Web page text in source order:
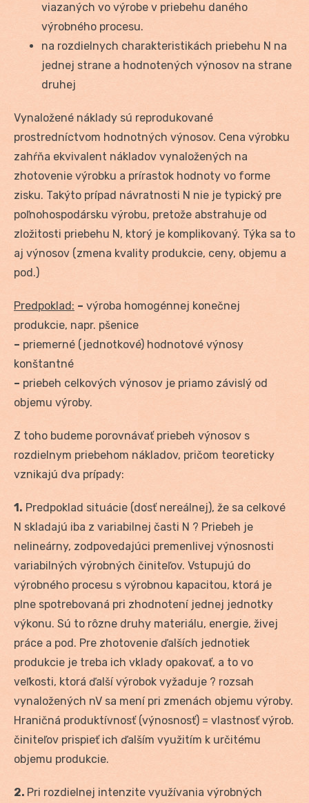
viazaných vo výrobe v priebehu daného
výrobného procesu.
na rozdielnych charakteristikách priebehu N na
jednej strane a hodnotených výnosov na strane
druhej
Vynaložené náklady sú reprodukované
prostredníctvom hodnotných výnosov. Cena výrobku
zahŕňa ekvivalent nákladov vynaložených na
zhotovenie výrobku a prírastok hodnoty vo forme
zisku. Takýto prípad návratnosti N nie je typický pre
poľnohospodársku výrobu, pretože abstrahuje od
zložitosti priebehu N, ktorý je komplikovaný. Týka sa to
aj výnosov (zmena kvality produkcie, ceny, objemu a
pod.)
Predpoklad: – výroba homogénnej konečnej
produkcie, napr. pšenice
– priemerné (jednotkové) hodnotové výnosy
konštantné
– priebeh celkových výnosov je priamo závislý od
objemu výroby.
Z toho budeme porovnávať priebeh výnosov s
rozdielnym priebehom nákladov, pričom teoreticky
vznikajú dva prípady:
1. Predpoklad situácie (dosť nereálnej), že sa celkové
N skladajú iba z variabilnej časti N ? Priebeh je
nelineárny, zodpovedajúci premenlivej výnosnosti
variabilných výrobných činiteľov. Vstupujú do
výrobného procesu s výrobnou kapacitou, ktorá je
plne spotrebovaná pri zhodnotení jednej jednotky
výkonu. Sú to rôzne druhy materiálu, energie, živej
práce a pod. Pre zhotovenie ďalších jednotiek
produkcie je treba ich vklady opakovať, a to vo
veľkosti, ktorá ďalší výrobok vyžaduje ? rozsah
vynaložených nV sa mení pri zmenách objemu výroby.
Hraničná produktívnosť (výnosnosť) = vlastnosť výrob.
činiteľov prispieť ich ďalším využitím k určitému
objemu produkcie.
2. Pri rozdielnej intenzite využívania výrobných